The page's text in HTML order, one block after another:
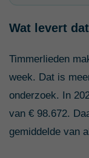
Wat levert
Timmerlieden
week. Dat is
onderzoek. In
van € 98.672.
gemiddelde van